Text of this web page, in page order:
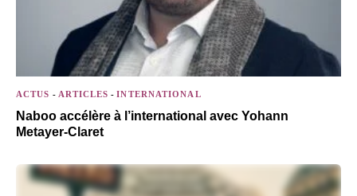
ACTUS - ARTICLES -INTERNATIONAL
Naboo accélère à l’international avec Yohann
Metayer-Claret